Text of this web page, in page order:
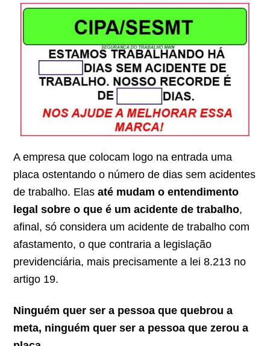
A empresa que colocam logo na entrada uma
placa ostentando o número de dias sem acidentes
de trabalho. Elasaté mudam o entendimento
legal sobre o que é um acidente de trabalho,
afinal, só considera um acidente de trabalho com
afastamento, o que contraria a legislação
previdenciária, mais precisamente a lei 8.213 no
artigo 19.
Ninguém quer ser a pessoa que quebrou a
meta, ninguém quer ser a pessoa que zerou a